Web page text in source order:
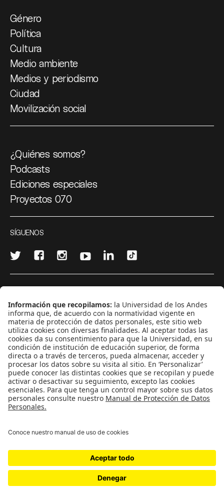
Género
Política
Cultura
Medio ambiente
Medios y periodismo
Ciudad
Movilización social
¿Quiénes somos?
Podcasts
Ediciones especiales
Proyectos 070
SÍGUENOS
CONTÁCTANOS
cerosetenta@uniandes.edu.co
BOGOTÁ, COLOMBIA
NEWSLETTER